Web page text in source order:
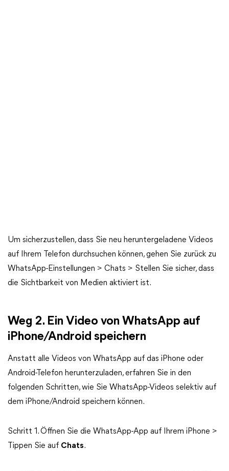
Um sicherzustellen, dass Sie neu heruntergeladene Videos
auf Ihrem Telefon durchsuchen können, gehen Sie zurück zu
WhatsApp-Einstellungen > Chats > Stellen Sie sicher, dass
die Sichtbarkeit von Medien aktiviert ist.
Weg 2. Ein Video von WhatsApp auf
iPhone/Android speichern
Anstatt alle Videos von WhatsApp auf das iPhone oder
Android-Telefon herunterzuladen, erfahren Sie in den
folgenden Schritten, wie Sie WhatsApp-Videos selektiv auf
dem iPhone/Android speichern können.
Schritt 1. Öffnen Sie die WhatsApp-App auf Ihrem iPhone >
Tippen Sie auf Chats.